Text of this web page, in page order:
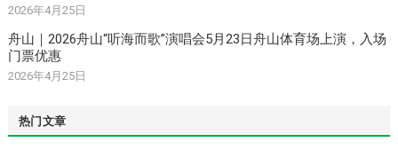
2026年4月25日
舟山｜2026舟山“听海而歌”演唱会5月23日舟山体育场上演，入场
门票优惠
2026年4月25日
热门文章